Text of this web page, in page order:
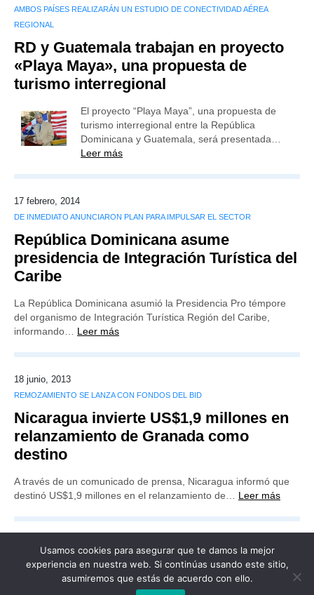
AMBOS PAÍSES REALIZARÁN UN ESTUDIO DE CONECTIVIDAD AÉREA
REGIONAL
RD y Guatemala trabajan en proyecto
«Playa Maya», una propuesta de
turismo interregional
El proyecto “Playa Maya”, una propuesta de
turismo interregional entre la República
Dominicana y Guatemala, será presentada…
Leer más
17 febrero, 2014
DE INMEDIATO ANUNCIARON PLAN PARA IMPULSAR EL SECTOR
República Dominicana asume
presidencia de Integración Turística del
Caribe
La República Dominicana asumió la Presidencia Pro témpore
del organismo de Integración Turística Región del Caribe,
informando… Leer más
18 junio, 2013
REMOZAMIENTO SE LANZA CON FONDOS DEL BID
Nicaragua invierte US$1,9 millones en
relanzamiento de Granada como
destino
A través de un comunicado de prensa, Nicaragua informó que
destinó US$1,9 millones en el relanzamiento de… Leer más
Usamos cookies para asegurar que te damos la mejor
experiencia en nuestra web. Si continúas usando este sitio,
asumiremos que estás de acuerdo con ello.
Publicidad Redacción Contacto